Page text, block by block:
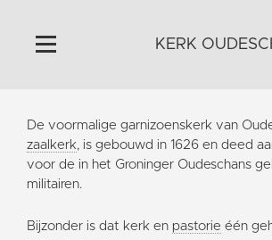
Home
Algemeen
Historie
Activiteiten
KERK
De voormalige garnizoenskerk van
zaalkerk, is gebouwd in 1626 en deed
voor de in het Groninger Oudeschans
militairen.
Bijzonder is dat kerk en pastorie één